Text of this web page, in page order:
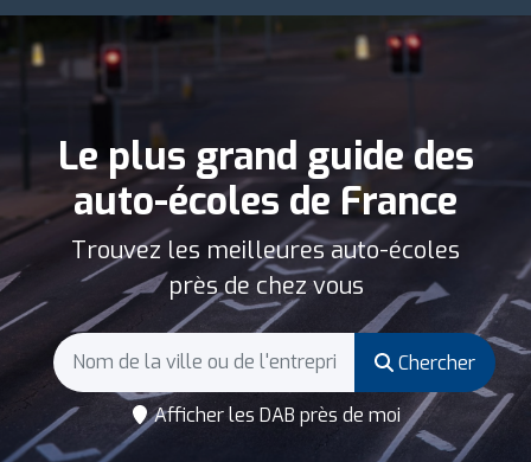
Le plus grand guide des
auto-écoles de France
Trouvez les meilleures auto-écoles
près de chez vous
Chercher
Afficher les DAB près de moi